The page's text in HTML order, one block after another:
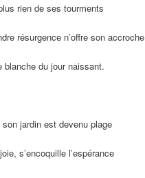
rien de ses tourments
résurgence n’offre son accroche
blanche du jour naissant.
son jardin est devenu plage
s’encoquille l’espérance